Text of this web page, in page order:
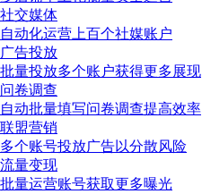
社交媒体
自动化运营上百个社媒账户
广告投放
批量投放多个账户获得更多展现
问卷调查
自动批量填写问卷调查提高效率
联盟营销
多个账号投放广告以分散风险
流量变现
批量运营账号获取更多曝光